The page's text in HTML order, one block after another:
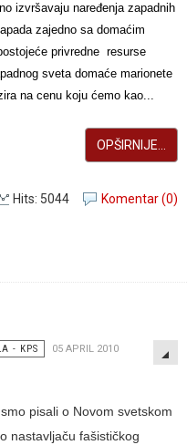
izvršavaju naređenja zapadnih
zajedno sa domaćim
privredne resurse
sveta domaće marionete
na cenu koju ćemo kao...
OPŠIRNIJE...
Komentar (0)
Hits: 5044
- KPS
05 APRIL 2010
pisali o Novom svetskom
nastavljaču fašističkog